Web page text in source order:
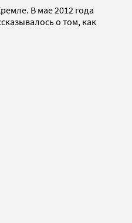
В мае 2012 года
о том, как